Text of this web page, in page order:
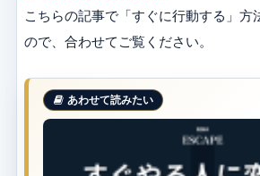
こちらの記事で「すぐに行動する」方
ので、合わせてご覧ください。